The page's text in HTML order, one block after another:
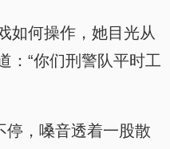
如何操作，她目光从
：“你们刑警队平时工
停，嗓音透着一股散